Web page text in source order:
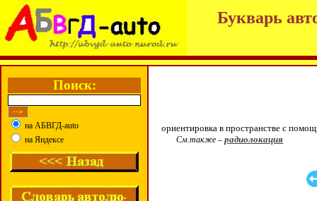
Букварь
Поиск:
на АБВГД-auto
на Яндексе
ориентировка в пространстве с
См.также –радиолокация